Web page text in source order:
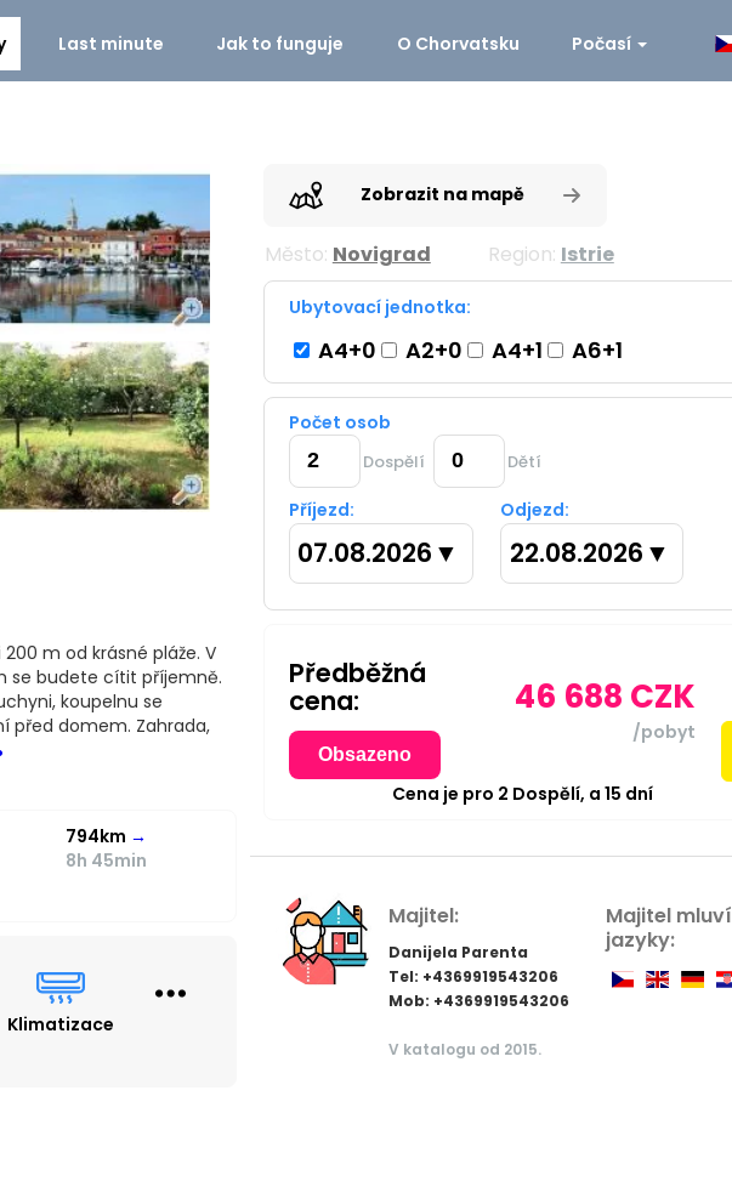
Last minute Jak to funguje O Chorvatsku Počasí
m od krásné pláže. V
se budete cítit příjemně.
koupelnu se
před domem. Zahrada,
794km →
8h 45min
Klimatizace
Zobrazit na mapě
Město: Novigrad Region: Istrie
Ubytovací jednotka:
A4+0 A2+0 A4+1 A6+1
Počet osob
Dospělí Dětí
Příjezd:
07.08.2026 ▼
Odjezd:
22.08.2026 ▼
Předběžná
cena:
Obsazeno
46 688 CZK
/pobyt
Cena je pro 2 Dospělí, a15 dní
Majitel:
Danijela Parenta
Tel: +4369919543206
Mob: +4369919543206
V katalogu od 2015.
Majitel mluví
jazyky: